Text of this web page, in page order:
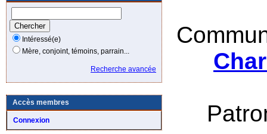
Intéressé(e)
Mère, conjoint, témoins, parrain...
Recherche avancée
Accès membres
Connexion